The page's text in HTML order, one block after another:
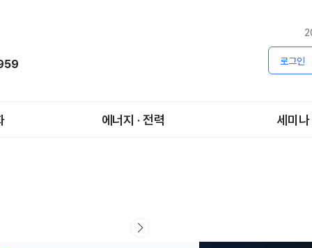
로그인
에너지 · 전력 세미나